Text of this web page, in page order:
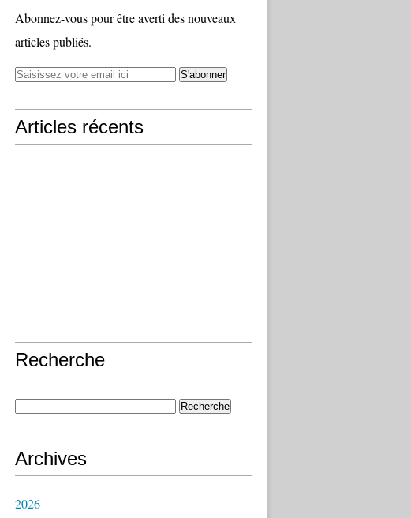
Abonnez-vous pour être averti des nouveaux
articles publiés.
Articles récents
Recherche
Archives
2026